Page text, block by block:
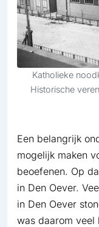
Katholieke
Historische
Een belangrijk
mogelijk maken
beoefenen. Op
in Den Oever.
in Den Oever
was daarom veel